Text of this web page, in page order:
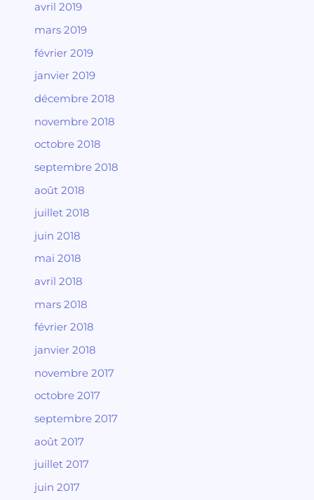
avril 2019
mars 2019
février 2019
janvier 2019
décembre 2018
novembre 2018
octobre 2018
septembre 2018
août 2018
juillet 2018
juin 2018
mai 2018
avril 2018
mars 2018
février 2018
janvier 2018
novembre 2017
octobre 2017
septembre 2017
août 2017
juillet 2017
juin 2017